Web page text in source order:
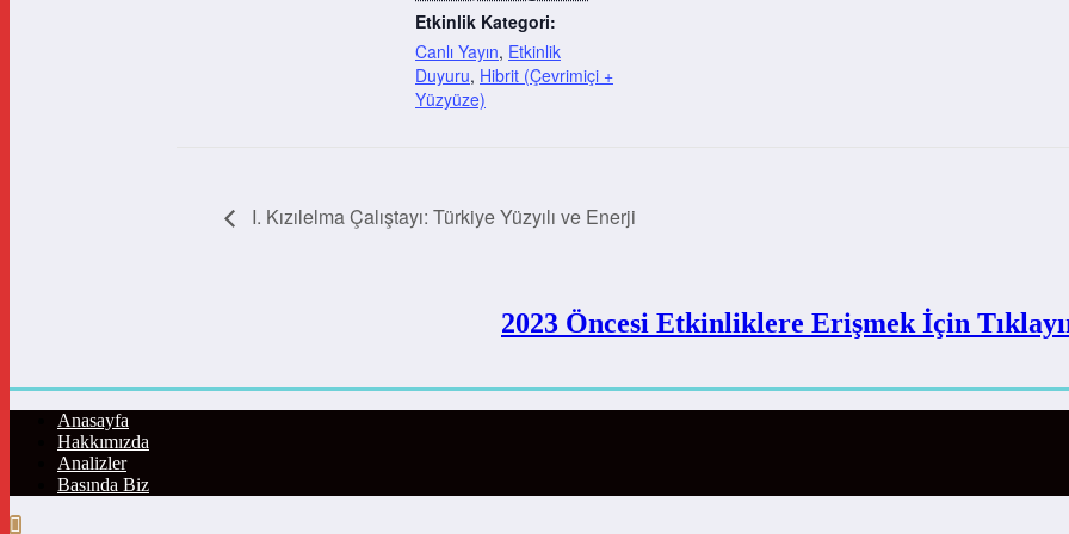
Etkinlik Kategori:
Canlı Yayın, Etkinlik
Duyuru, Hibrit (Çevrimiçi +
Yüzyüze)
I. Kızılelma Çalıştayı: Türkiye Yüzyılı ve Enerji
2023 Öncesi Etkinliklere Erişmek İçin
Anasayfa
Hakkımızda
Analizler
Basında Biz